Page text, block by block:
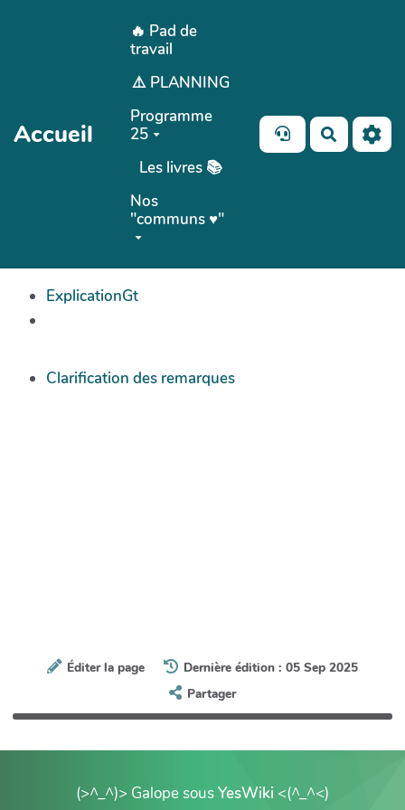
Aller au contenu principal
Accueil
🔥 Pad de
travail
⚠️ PLANNING
Programme
25
Les livres 📚
Nos
"communs ♥️"
ExplicationGt
Clarification des remarques
Éditer la page
Dernière édition : 05 Sep 2025
Partager
(>^_^)> Galope sousYesWiki <(^_^<)